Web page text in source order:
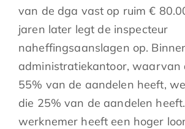
van de dga vast op ruim €
jaren later legt de inspecteur
naheffingsaanslagen op.
administratiekantoor, waarvan
55% van de aandelen heeft,
die 25% van de aandelen
werknemer heeft een hoger